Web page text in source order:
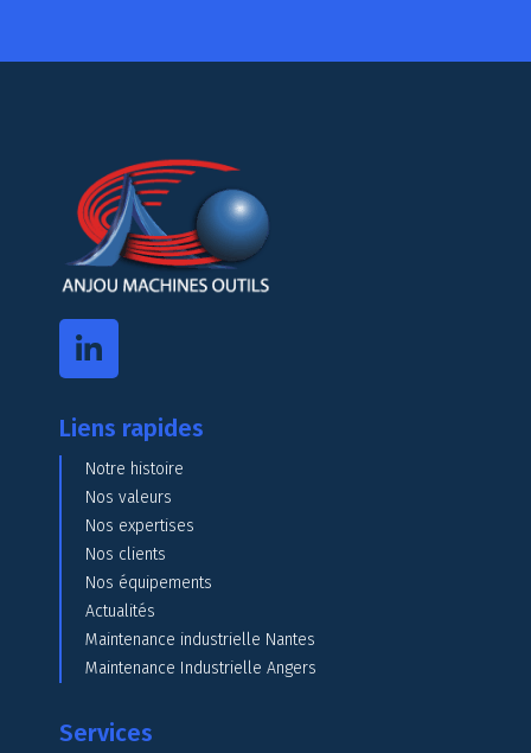
Liens rapides
Notre histoire
Nos valeurs
Nos expertises
Nos clients
Nos équipements
Actualités
Maintenance industrielle Nantes
Maintenance Industrielle Angers
Services